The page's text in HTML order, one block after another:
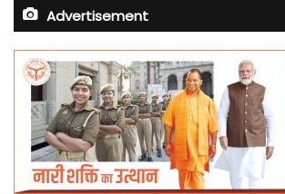
Advertisement